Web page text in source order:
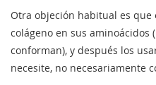
Otra objeción habitual es
colágeno en sus aminoácidos
conforman), y después los
necesite, no necesariamente